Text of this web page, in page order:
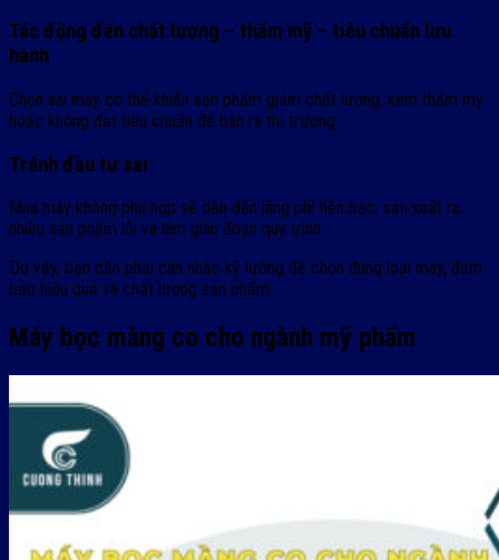
Tác động đến chất lượng – thẩm mỹ – tiêu chuẩn lưu
hành
Chọn sai máy có thể khiến sản phẩm giảm chất lượng, kém thẩm mỹ
hoặc không đạt tiêu chuẩn để bán ra thị trường.
Tránh đầu tư sai
Mua máy không phù hợp sẽ dẫn đến lãng phí tiền bạc, sản xuất ra
nhiều sản phẩm lỗi và làm gián đoạn quy trình.
Do vậy, bạn cần phải cân nhắc kỹ lưỡng để chọn đúng loại máy, đảm
bảo hiệu quả và chất lượng sản phẩm.
Máy bọc màng co cho ngành mỹ phẩm